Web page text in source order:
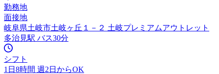
勤務地
面接地
岐阜県土岐市土岐ヶ丘１－２ 土岐プレミアムアウトレット
多治見駅 バス30分
シフト
1日8時間 週2日からOK